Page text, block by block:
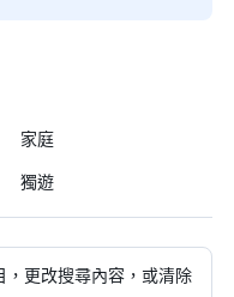
家庭
獨遊
更改搜尋內容，或清除